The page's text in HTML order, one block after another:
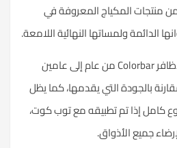
من منتجات المكياج المعروفة في
الدائمة ولمساتها النهائية اللامعة.
تتراوح مدة صلاحية طلاء الأظافر Colorbar من عام إلى عامين
بالجودة التي يقدمها، كما يظل
كامل إذا تم تطبيقه مع توب كوت،